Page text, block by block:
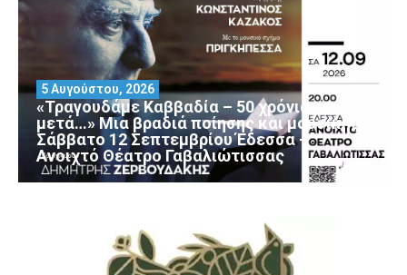
«Τραγουδάμε Καββαδία – 50 χρόνια
μετά…» Μια βραδιά ποίησης και μουσικής
Σάββατο 12 Σεπτεμβρίου Έδεσσα –
Ανοιχτό Θέατρο Γαβαλιώτισσας
5 Αυγούστου, 2026